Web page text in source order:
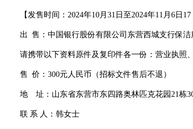
【发售时间： 2024年10月 31 日至2024年11 月 6日
出 售： 中国银行股份有限公司东营西城支行保洁
请携带以下资料原件及复印件各一份：营业执照
售 价： 300元人民币（招标文件售后不退）
地 址： 山东省东营市东四路奥林匹克花园 21栋
联 系 人：韩女士